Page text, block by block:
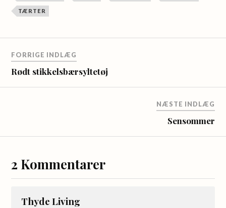
TÆRTER
FORRIGE INDLÆG
Rødt stikkelsbærsyltetøj
NÆSTE INDLÆG
Sensommer
2 Kommentarer
Thyde Living